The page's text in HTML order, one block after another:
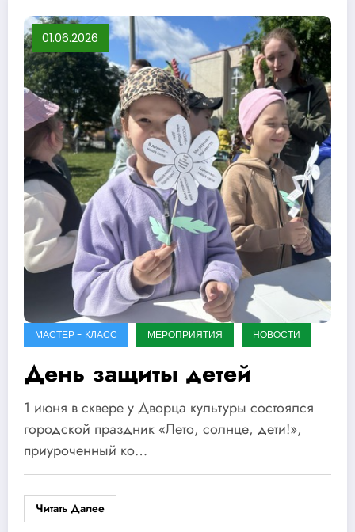
01.06.2026
МАСТЕР - КЛАСС МЕРОПРИЯТИЯ НОВОСТИ
День защиты детей
1 июня в сквере у Дворца культуры состоялся
городской праздник «Лето, солнце, дети!»,
приуроченный ко…
Читать Далее